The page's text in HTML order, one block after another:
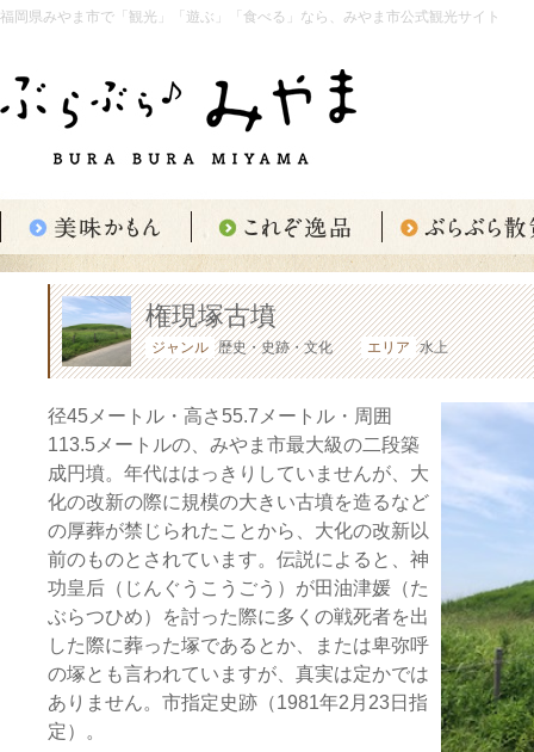
福岡県みやま市で「観光」「遊ぶ」「食べる」なら、みやま市公式観光サイト
権現塚古墳
ジャンル 歴史・史跡・文化 エリア 水上
径45メートル・高さ55.7メートル・周囲
113.5メートルの、みやま市最大級の二段築
成円墳。年代ははっきりしていませんが、大
化の改新の際に規模の大きい古墳を造るなど
の厚葬が禁じられたことから、大化の改新以
前のものとされています。伝説によると、神
功皇后（じんぐうこうごう）が田油津媛（た
ぶらつひめ）を討った際に多くの戦死者を出
した際に葬った塚であるとか、または卑弥呼
の塚とも言われていますが、真実は定かでは
ありません。市指定史跡（1981年2月23日指
定）。